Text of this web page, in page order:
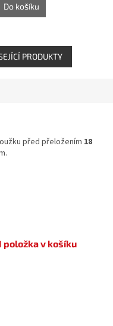
Do košíku
PRODUKTY
před přeložením 18
položka v košíku